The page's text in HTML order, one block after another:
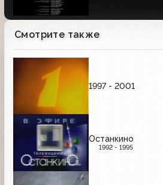
Смотрите также
1997 - 2001
Останкино
1992 - 1995